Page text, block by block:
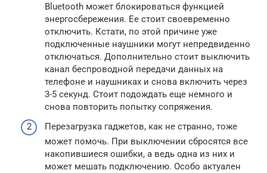
Bluetooth может блокироваться функцией
энергосбережения. Ее стоит своевременно
отключить. Кстати, по этой причине уже
подключенные наушники могут непредвиденно
отключаться. Дополнительно стоит выключить
канал беспроводной передачи данных на
телефоне и наушниках и снова включить через
3-5 секунд. Стоит подождать еще немного и
снова повторить попытку сопряжения.
Перезагрузка гаджетов, как не странно, тоже
может помочь. При выключении сбросятся все
накопившиеся ошибки, а ведь одна из них и
может мешать подключению. Особо актуален